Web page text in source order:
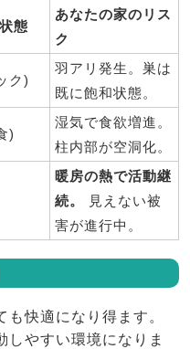
態
あなたの家のリス
ク
ク)
羽アリ発生。巣は
既に飽和状態。
)
湿気で食欲増進。
柱内部が空洞化。
暖房の熱で活動継
続。
見えない被
害が進行中。
快適になり得ます。
しやすい環境になりま